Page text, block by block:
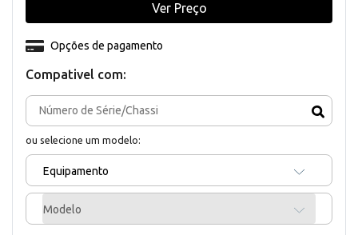
Compativel com:
ou selecione um modelo:
Equipamento
Modelo
Opções de pagamento
Ver Preço